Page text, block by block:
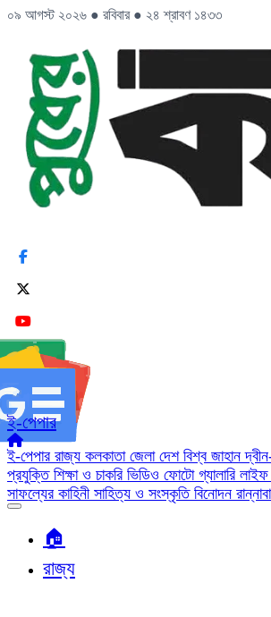
০৯ আগস্ট ২০২৬ ● রবিবার ● ২৪ শ্রাবণ ১৪৩৩
ই-পেপার
ই-পেপার রাজ্য কলকাতা জেলা দেশ বিশ্ব জাহান
প্রযুক্তি শিক্ষা ও চাকরি ভিডিও ফোটো গ্যালারি
সাফল্যের কাহিনী সাহিত্য ও সংস্কৃতি বিনোদন
🏠︎
রাজ্য